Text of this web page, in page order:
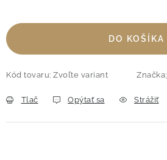
DO KOŠÍKA
Kód tovaru: Zvoľte variant Značka:
Tlač Opýtať sa Strážiť